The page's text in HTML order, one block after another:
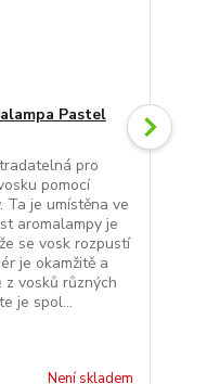
Pastel
pro
pomocí
Ta je umístěna ve
aromalampy je
se vosk rozpustí
je okamžitě a
z vosků různých
je spol...
Není skladem